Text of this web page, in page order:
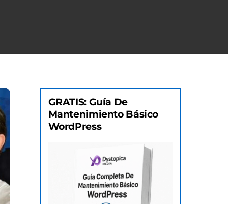
GRATIS: Guía De
Mantenimiento Básico
WordPress